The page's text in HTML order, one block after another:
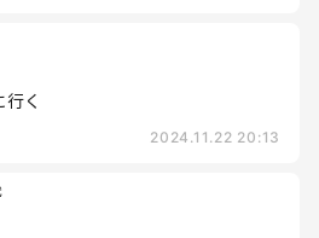
く
2024.11.22 20:13